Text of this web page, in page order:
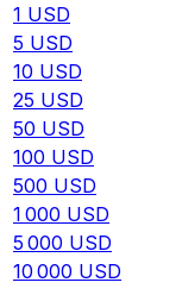
1 USD
5 USD
10 USD
25 USD
50 USD
100 USD
500 USD
1 000 USD
5 000 USD
10 000 USD